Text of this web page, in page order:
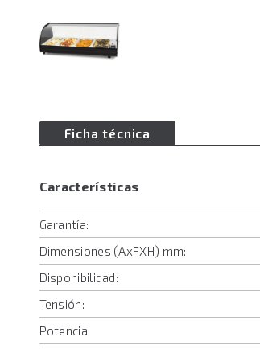
Ficha técnica
Características
Garantía:
Dimensiones (AxFXH) mm:
Disponibilidad:
Tensión:
Potencia: